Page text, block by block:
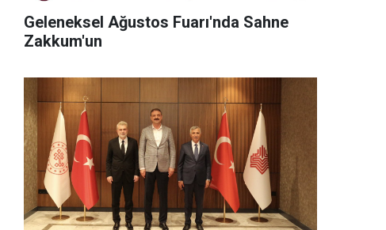
Geleneksel Ağustos Fuarı'nda Sahne
Zakkum'un